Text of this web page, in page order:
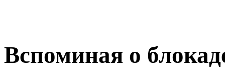
Вспоминая о